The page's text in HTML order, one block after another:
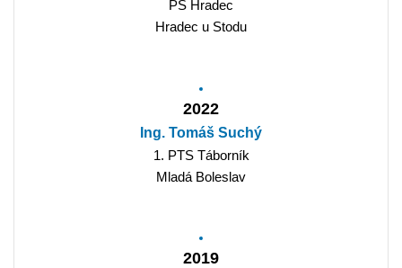
PS Hradec
Hradec u Stodu
2022
Ing. Tomáš Suchý
1. PTS Táborník
Mladá Boleslav
2019